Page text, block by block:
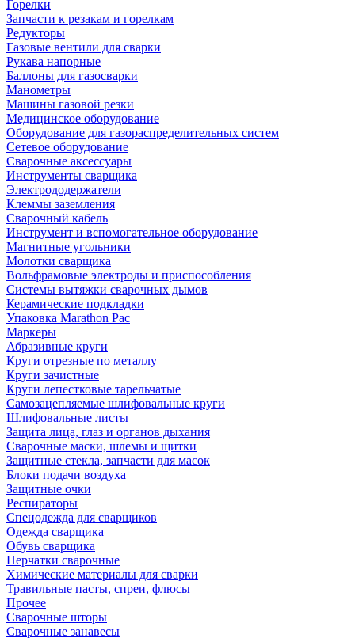
Горелки
Запчасти к резакам и горелкам
Редукторы
Газовые вентили для сварки
Рукава напорные
Баллоны для газосварки
Манометры
Машины газовой резки
Медицинское оборудование
Оборудование для газораспределительных систем
Сетевое оборудование
Сварочные аксессуары
Инструменты сварщика
Электрододержатели
Клеммы заземления
Сварочный кабель
Инструмент и вспомогательное оборудование
Магнитные угольники
Молотки сварщика
Вольфрамовые электроды и приспособления
Системы вытяжки сварочных дымов
Керамические подкладки
Упаковка Marathon Pac
Маркеры
Абразивные круги
Круги отрезные по металлу
Круги зачистные
Круги лепестковые тарельчатые
Самозацепляемые шлифовальные круги
Шлифовальные листы
Защита лица, глаз и органов дыхания
Сварочные маски, шлемы и щитки
Защитные стекла, запчасти для масок
Блоки подачи воздуха
Защитные очки
Респираторы
Спецодежда для сварщиков
Одежда сварщика
Обувь сварщика
Перчатки сварочные
Химические материалы для сварки
Травильные пасты, спреи, флюсы
Прочее
Сварочные шторы
Сварочные занавесы